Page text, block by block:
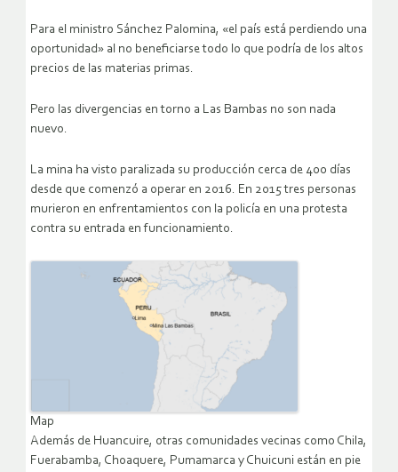
Para el ministro Sánchez Palomina, «el país está perdiendo una
oportunidad» al no beneficiarse todo lo que podría de los altos
precios de las materias primas.
Pero las divergencias en torno a Las Bambas no son nada
nuevo.
La mina ha visto paralizada su producción cerca de 400 días
desde que comenzó a operar en 2016. En 2015 tres personas
murieron en enfrentamientos con la policía en una protesta
contra su entrada en funcionamiento.
Map
Además de Huancuire, otras comunidades vecinas como Chila,
Fuerabamba, Choaquere, Pumamarca y Chuicuni están en pie